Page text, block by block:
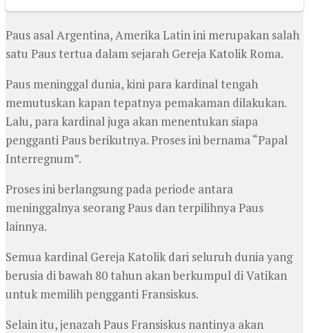
Paus asal Argentina, Amerika Latin ini merupakan salah
satu Paus tertua dalam sejarah Gereja Katolik Roma.
Paus meninggal dunia, kini para kardinal tengah
memutuskan kapan tepatnya pemakaman dilakukan.
Lalu, para kardinal juga akan menentukan siapa
pengganti Paus berikutnya. Proses ini bernama “Papal
Interregnum”.
Proses ini berlangsung pada periode antara
meninggalnya seorang Paus dan terpilihnya Paus
lainnya.
Semua kardinal Gereja Katolik dari seluruh dunia yang
berusia di bawah 80 tahun akan berkumpul di Vatikan
untuk memilih pengganti Fransiskus.
Selain itu, jenazah Paus Fransiskus nantinya akan